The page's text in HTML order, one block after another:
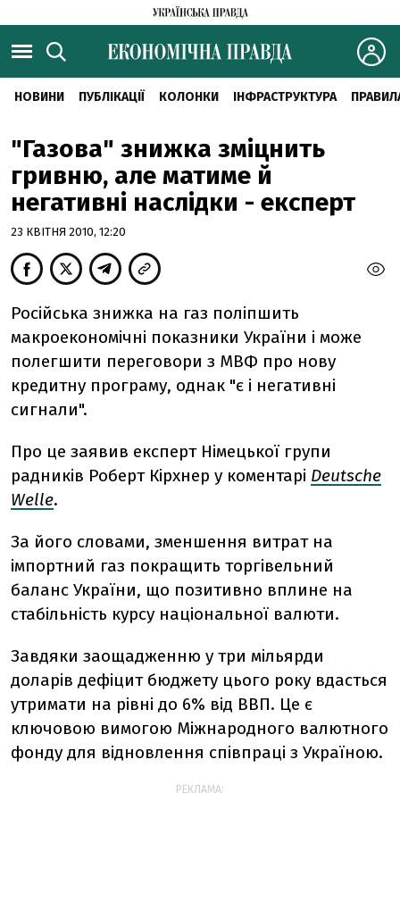
НОВИНИ ПУБЛІКАЦІЇ КОЛОНКИ ІНФРАСТРУКТУРА
"Газова" знижка зміцнить
гривню, але матиме й
негативні наслідки - експерт
23 КВІТНЯ 2010, 12:20
Російська знижка на газ поліпшить
макроекономічні показники України і може
полегшити переговори з МВФ про нову
кредитну програму, однак "є і негативні
сигнали".
Про це заявив експерт Німецької групи
радників Роберт Кірхнер у коментарі Deutsche
Welle.
За його словами, зменшення витрат на
імпортний газ покращить торгівельний
баланс України, що позитивно вплине на
стабільність курсу національної валюти.
Завдяки заощадженню у три мільярди
доларів дефіцит бюджету цього року вдасться
утримати на рівні до 6% від ВВП. Це є
ключовою вимогою Міжнародного валютного
фонду для відновлення співпраці з Україною.
РЕКЛАМА: